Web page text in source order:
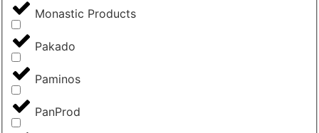
Monastic Products
Pakado
Paminos
PanProd